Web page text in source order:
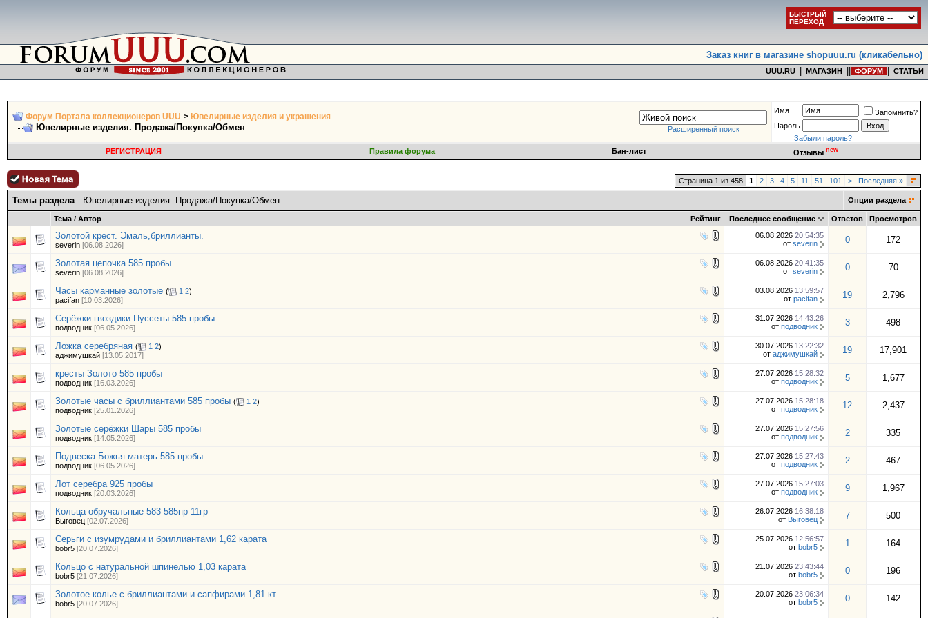
БЫСТРЫЙ
ПЕРЕХОД
Заказ книг в магазине shopuuu.ru (кликабельно)
UUU.RU МАГАЗИН ФОРУМ СТАТЬИ
Форум Портала коллекционеров UUU > Ювелирные изделия и украшения
Ювелирные изделия. Продажа/Покупка/Обмен Расширенный поиск
Имя
Запомнить?
Пароль
Забыли пароль?
РЕГИСТРАЦИЯ
Правила форума Бан-лист Отзывы new
Страница 1 из 458 1 2 3 4 5 11 51 101 > Последняя »
Темы раздела: Ювелирные изделия. Продажа/Покупка/Обмен Опции раздела
Рейтинг
Тема / Автор Последнее сообщение Ответов Просмотров
Золотой крест. Эмаль,бриллианты.
severin [06.08.2026]
06.08.2026 20:54:35
от severin 0 172
Золотая цепочка 585 пробы.
severin [06.08.2026]
06.08.2026 20:41:35
от severin 0 70
Часы карманные золотые ( 1 2)
pacifan [10.03.2026]
03.08.2026 13:59:57
от pacifan 19 2,796
Серёжки гвоздики Пуссеты 585 пробы
подводник [06.05.2026]
31.07.2026 14:43:26
от подводник 3 498
Ложка серебряная ( 1 2)
аджимушкай [13.05.2017]
30.07.2026 13:22:32
от аджимушкай 19 17,901
кресты Золото 585 пробы
подводник [16.03.2026]
27.07.2026 15:28:32
от подводник 5 1,677
Золотые часы с бриллиантами 585 пробы ( 1 2)
подводник [25.01.2026]
27.07.2026 15:28:18
от подводник 12 2,437
Золотые серёжки Шары 585 пробы
подводник [14.05.2026]
27.07.2026 15:27:56
от подводник 2 335
Подвеска Божья матерь 585 пробы
подводник [06.05.2026]
27.07.2026 15:27:43
от подводник 2 467
Лот серебра 925 пробы
подводник [20.03.2026]
27.07.2026 15:27:03
от подводник 9 1,967
Кольца обручальные 583-585пр 11гр
Выговец [02.07.2026]
26.07.2026 16:38:18
от Выговец 7 500
Серьги с изумрудами и бриллиантами 1,62 карата
bobr5 [20.07.2026]
25.07.2026 12:56:57
от bobr5 1 164
Кольцо с натуральной шпинелью 1,03 карата
bobr5 [21.07.2026]
21.07.2026 23:43:44
от bobr5 0 196
Золотое колье с бриллиантами и сапфирами 1,81 кт
bobr5 [20.07.2026]
20.07.2026 23:06:34
от bobr5 0 142